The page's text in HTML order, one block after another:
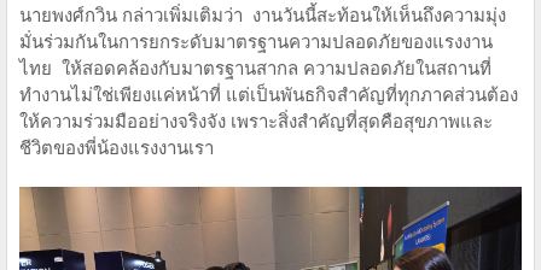
นายพงศ์กวิน กล่าวเพิ่มเติมว่า งานวันนี้สะท้อนให้เห็นถึงความมุ่ง
มั่นร่วมกันในการยกระดับมาตรฐานความปลอดภัยของแรงงาน
ไทย ให้สอดคล้องกับมาตรฐานสากล ความปลอดภัยในสถานที่
ทำงานไม่ใช่เพียงแค่หน้าที่ แต่เป็นพันธกิจสำคัญที่ทุกภาคส่วนต้อง
ให้ความร่วมมืออย่างจริงจัง เพราะสิ่งสำคัญที่สุดคือสุขภาพและ
ชีวิตของพี่น้องแรงงานเรา